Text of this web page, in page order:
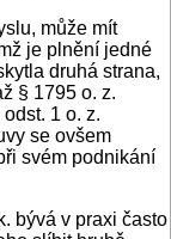
může mít
je plnění jedné
druhá strana,
§ 1795 o. z.
1 o. z.
se ovšem
svém podnikání
bývá v praxi často